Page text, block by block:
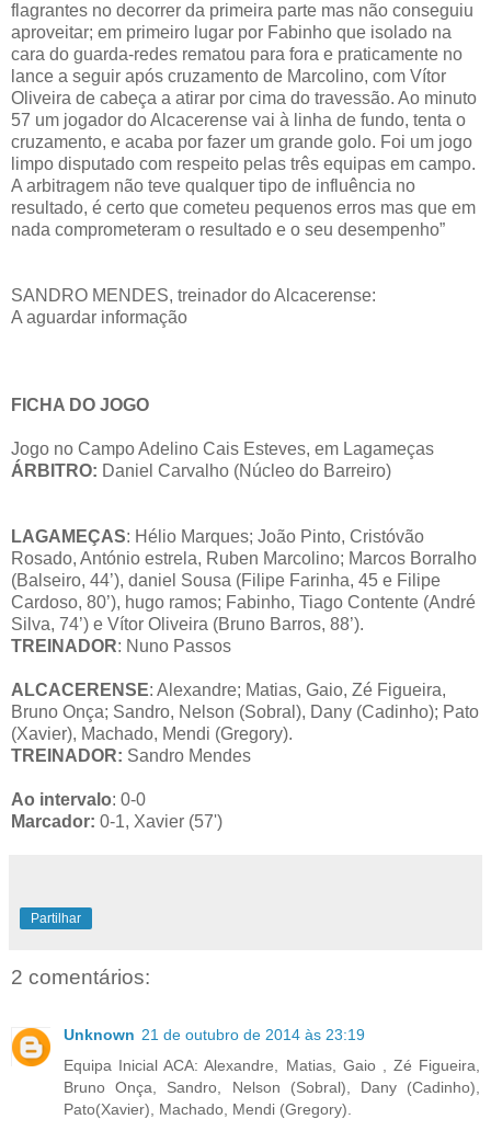
flagrantes no decorrer da primeira parte mas não conseguiu
aproveitar; em primeiro lugar por Fabinho que isolado na
cara do guarda-redes rematou para fora e praticamente no
lance a seguir após cruzamento de Marcolino, com Vítor
Oliveira de cabeça a atirar por cima do travessão. Ao minuto
57 um jogador do Alcacerense vai à linha de fundo, tenta o
cruzamento, e acaba por fazer um grande golo. Foi um jogo
limpo disputado com respeito pelas três equipas em campo.
A arbitragem não teve qualquer tipo de influência no
resultado, é certo que cometeu pequenos erros mas que em
nada comprometeram o resultado e o seu desempenho”
SANDRO MENDES, treinador do Alcacerense:
A aguardar informação
FICHA DO JOGO
Jogo no Campo Adelino Cais Esteves, em Lagameças
ÁRBITRO: Daniel Carvalho (Núcleo do Barreiro)
LAGAMEÇAS: Hélio Marques; João Pinto, Cristóvão
Rosado, António estrela, Ruben Marcolino; Marcos Borralho
(Balseiro, 44’), daniel Sousa (Filipe Farinha, 45 e Filipe
Cardoso, 80’), hugo ramos; Fabinho, Tiago Contente (André
Silva, 74’) e Vítor Oliveira (Bruno Barros, 88’).
TREINADOR: Nuno Passos
ALCACERENSE: Alexandre; Matias, Gaio, Zé Figueira,
Bruno Onça; Sandro, Nelson (Sobral), Dany (Cadinho); Pato
(Xavier), Machado, Mendi (Gregory).
TREINADOR: Sandro Mendes
Ao intervalo: 0-0
Marcador: 0-1, Xavier (57')
Partilhar
2 comentários:
Unknown 21 de outubro de 2014 às 23:19
Equipa Inicial ACA: Alexandre, Matias, Gaio , Zé Figueira,
Bruno Onça, Sandro, Nelson (Sobral), Dany (Cadinho),
Pato(Xavier), Machado, Mendi (Gregory).